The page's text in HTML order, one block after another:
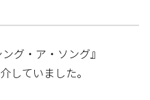
グ・ア・ソング』
していました。